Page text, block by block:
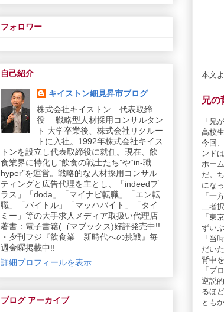
本文
兄の
「兄
高校
今回
ンド
ホー
だ。
にな
「一
二者択
「東
ずい
「当
だい
背中
「プ
逆説
るほ
とも
フォロワー
自己紹介
キイストン細見昇市ブログ
株式会社キイストン 代表取締
役 戦略型人材採用コンサルタン
ト 大学卒業後、株式会社リクルー
トに入社。1992年株式会社キイス
トンを設立し代表取締役に就任。現在、飲
食業界に特化し“飲食の戦士たち”や“in-職
hyper”を運営。戦略的な人材採用コンサル
ティングと広告代理を主とし、「indeedプ
ラス」「doda」「マイナビ転職」「エン転
職」「バイトル」「マッハバイト」「タイ
ミー」等の大手求人メディア取扱い代理店
著書：電子書籍(ゴマブックス)好評発売中!!
・夕刊フジ『飲食業 新時代への挑戦』毎
週金曜掲載中!!
詳細プロフィールを表示
ブログ アーカイブ